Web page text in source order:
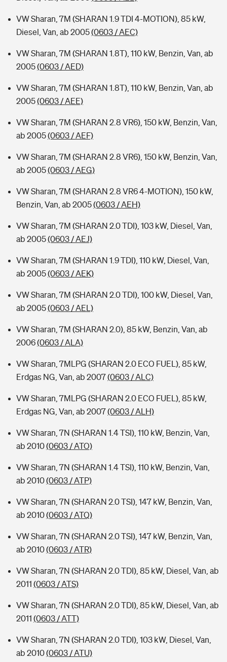
VW Sharan, 7M (SHARAN 1.9 TDI 4-MOTION), 85 kW,
Diesel, Van, ab 2005(0603 / AEC)
VW Sharan, 7M (SHARAN 1.8T), 110 kW, Benzin, Van, ab
2005(0603 / AED)
VW Sharan, 7M (SHARAN 1.8T), 110 kW, Benzin, Van, ab
2005(0603 / AEE)
VW Sharan, 7M (SHARAN 2.8 VR6), 150 kW, Benzin, Van,
ab 2005(0603 / AEF)
VW Sharan, 7M (SHARAN 2.8 VR6), 150 kW, Benzin, Van,
ab 2005(0603 / AEG)
VW Sharan, 7M (SHARAN 2.8 VR6 4-MOTION), 150 kW,
Benzin, Van, ab 2005(0603 / AEH)
VW Sharan, 7M (SHARAN 2.0 TDI), 103 kW, Diesel, Van,
ab 2005(0603 / AEJ)
VW Sharan, 7M (SHARAN 1.9 TDI), 110 kW, Diesel, Van,
ab 2005(0603 / AEK)
VW Sharan, 7M (SHARAN 2.0 TDI), 100 kW, Diesel, Van,
ab 2005(0603 / AEL)
VW Sharan, 7M (SHARAN 2.0), 85 kW, Benzin, Van, ab
2006(0603 / ALA)
VW Sharan, 7MLPG (SHARAN 2.0 ECO FUEL), 85 kW,
Erdgas NG, Van, ab 2007(0603 / ALC)
VW Sharan, 7MLPG (SHARAN 2.0 ECO FUEL), 85 kW,
Erdgas NG, Van, ab 2007(0603 / ALH)
VW Sharan, 7N (SHARAN 1.4 TSI), 110 kW, Benzin, Van,
ab 2010(0603 / ATO)
VW Sharan, 7N (SHARAN 1.4 TSI), 110 kW, Benzin, Van,
ab 2010(0603 / ATP)
VW Sharan, 7N (SHARAN 2.0 TSI), 147 kW, Benzin, Van,
ab 2010(0603 / ATQ)
VW Sharan, 7N (SHARAN 2.0 TSI), 147 kW, Benzin, Van,
ab 2010(0603 / ATR)
VW Sharan, 7N (SHARAN 2.0 TDI), 85 kW, Diesel, Van, ab
2011 (0603 / ATS)
VW Sharan, 7N (SHARAN 2.0 TDI), 85 kW, Diesel, Van, ab
2011 (0603 / ATT)
VW Sharan, 7N (SHARAN 2.0 TDI), 103 kW, Diesel, Van,
ab 2010(0603 / ATU)